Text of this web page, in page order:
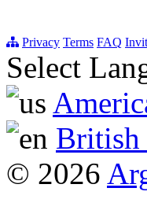
Privacy Terms FAQ
Select
British
© 2026